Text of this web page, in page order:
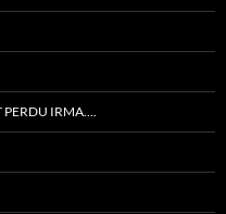
PERDU IRMA….